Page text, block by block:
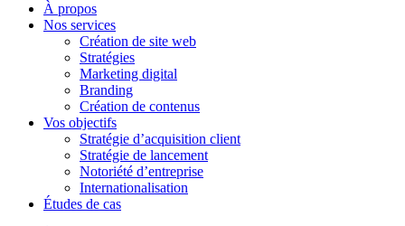
À propos
Nos services
Création de site web
Stratégies
Marketing digital
Branding
Création de contenus
Vos objectifs
Stratégie d’acquisition client
Stratégie de lancement
Notoriété d’entreprise
Internationalisation
Études de cas